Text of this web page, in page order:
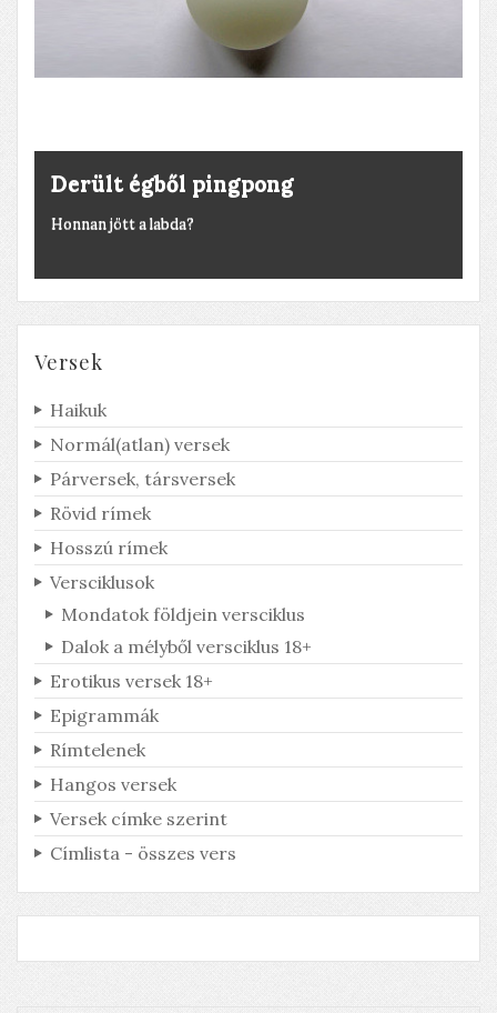
Derült égből pingpong
Honnan jött a labda?
Versek
Haikuk
Normál(atlan) versek
Párversek, társversek
Rövid rímek
Hosszú rímek
Versciklusok
Mondatok földjein versciklus
Dalok a mélyből versciklus 18+
Erotikus versek 18+
Epigrammák
Rímtelenek
Hangos versek
Versek címke szerint
Címlista - összes vers